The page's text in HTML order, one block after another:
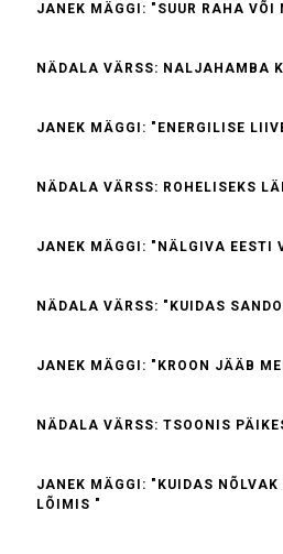
JANEK MÄGGI: "SUUR RAHA VÕI
NÄDALA VÄRSS: NALJAHAMBA
JANEK MÄGGI: "ENERGILISE
NÄDALA VÄRSS: ROHELISEKS
JANEK MÄGGI: "NÄLGIVA EESTI
NÄDALA VÄRSS: "KUIDAS
JANEK MÄGGI: "KROON JÄÄB
NÄDALA VÄRSS: TSOONIS
JANEK MÄGGI: "KUIDAS NÕLVAK
LÕIMIS "